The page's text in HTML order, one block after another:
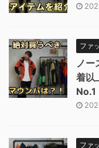
ファ
ノ
着以
No.1
ファ